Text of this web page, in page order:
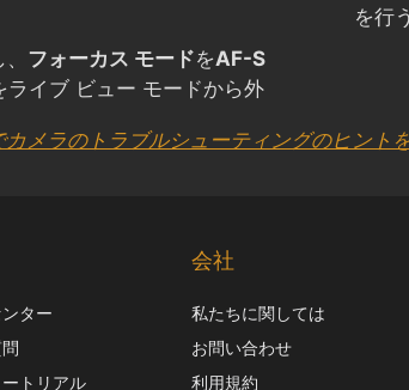
フォーカス モードをAF-S
イブ ビュー モードから外
を行
カメラのトラブルシューティングのヒント
ター
トリアル
会社
私たちに関しては
お問い合わせ
利用規約